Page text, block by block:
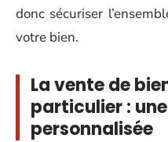
donc sécuriser
votre bien.
La vente de
particulier :
personnalisée